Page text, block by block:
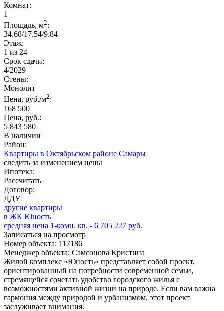
Комнат:
1
Площадь, м2:
34.68/17.54/9.84
Этаж:
1 из 24
Срок сдачи:
4/2029
Стены:
Монолит
Цена, руб./м2:
168 500
Цена, руб.:
5 843 580
В наличии
Район:
Квартиры в Октябрьском районе Самары
следить за изменением цены
Ипотека:
Рассчитать
Договор:
ДДУ
другие квартиры
в ЖК Юность
средняя цена 1-комн. кв. - 6 705 227 руб.
Записаться на просмотр
Номер объекта: 117186
Менеджер объекта: Самсонова Кристина
Жилой комплекс «Юность» представляет собой проект,
ориентированный на потребности современной семьи,
стремящейся сочетать удобство городского жилья с
возможностями активной жизни на природе. Если вам важна
гармония между природой и урбанизмом, этот проект
заслуживает внимания.